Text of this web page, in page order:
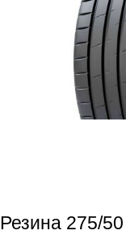
Резина 275/